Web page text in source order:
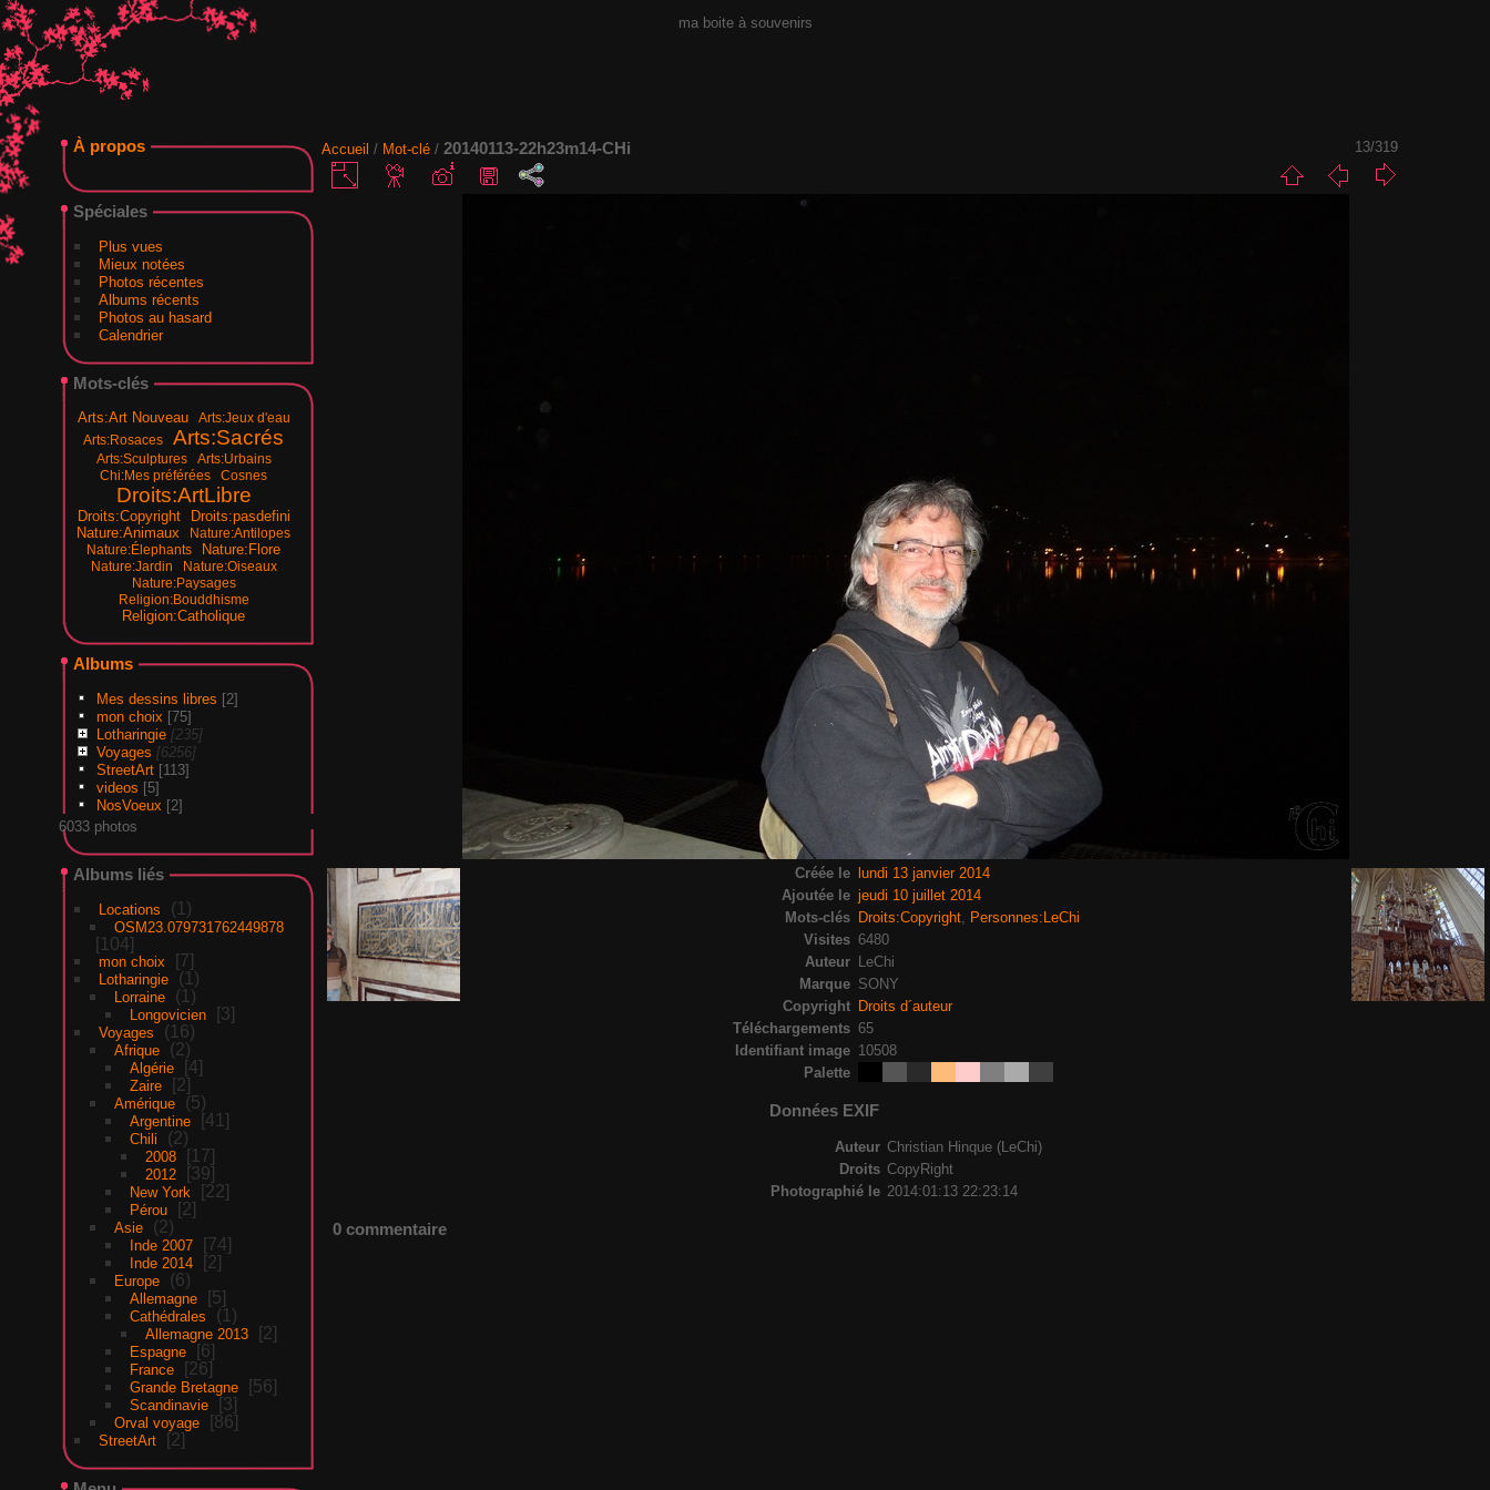
ma boite à souvenirs
À propos
Spéciales
Plus vues
Mieux notées
Photos récentes
Albums récents
Photos au hasard
Calendrier
Mots-clés
Arts:Art Nouveau
Arts:Jeux d'eau
Arts:Rosaces
Arts:Sacrés
Arts:Sculptures
Arts:Urbains
Chi:Mes préférées
Cosnes
Droits:ArtLibre
Droits:Copyright
Droits:pasdefini
Nature:Animaux
Nature:Antilopes
Nature:Élephants
Nature:Flore
Nature:Jardin
Nature:Oiseaux
Nature:Paysages
Religion:Bouddhisme
Religion:Catholique
Albums
Mes dessins libres [2]
mon choix [75]
Lotharingie[235]
Voyages [6256]
StreetArt[113]
videos [5]
NosVoeux [2]
6033 photos
Albums liés
Locations 1
OSM23.079731762449878
104
mon choix 7
Lotharingie 1
Lorraine 1
Longovicien 3
Voyages 16
Afrique 2
Algérie 4
Zaire 2
Amérique 5
Argentine 41
Chili 2
2008 17
2012 39
New York 22
Pérou 2
Asie 2
Inde 2007 74
Inde 2014 2
Europe 6
Allemagne 5
Cathédrales 1
Allemagne 2013 2
Espagne 6
France 26
Grande Bretagne 56
Scandinavie 3
Orval voyage 86
StreetArt 2
Accueil / Mot-clé / 20140113-22h23m14-CHi 13/319
Créée le
lundi 13 janvier 2014
Ajoutée le jeudi 10 juillet 2014
Mots-clés Droits:Copyright,
Personnes:LeChi
Visites 6480
Auteur
LeChi
Marque SONY
Copyright Droits d´auteur
Téléchargements 65
Identifiant image 10508
Palette
Données EXIF
Auteur Christian Hinque (LeChi)
Droits CopyRight
Photographié le 2014:01:13 22:23:14
0 commentaire